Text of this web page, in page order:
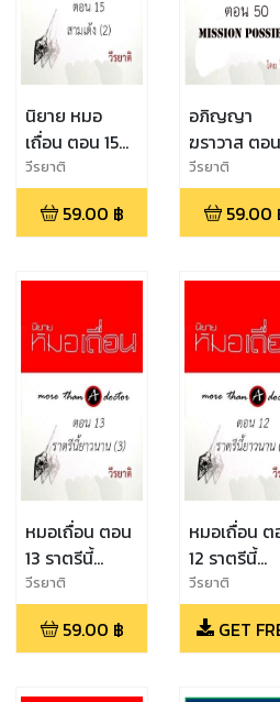
นิยาย หมอ
เถื่อน ตอน 15
สามเด้ง (2)
วีรยาติ
59.00 ฿
อภิญญา
ฆราวาส ตอน
50 Mission
Possible
วีรยาติ
59.00
หมอเถื่อน ตอน
13 ราตรีนี้
ยาวนาน (3)
วีรยาติ
59.00 ฿
หมอเถื่อน ต
12 ราตรีนี้
ยาวนาน (2)
วีรยาติ
GET